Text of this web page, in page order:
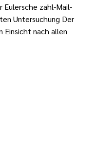
Eulersche zahl-Mail-
Untersuchung Der
Einsicht nach allen